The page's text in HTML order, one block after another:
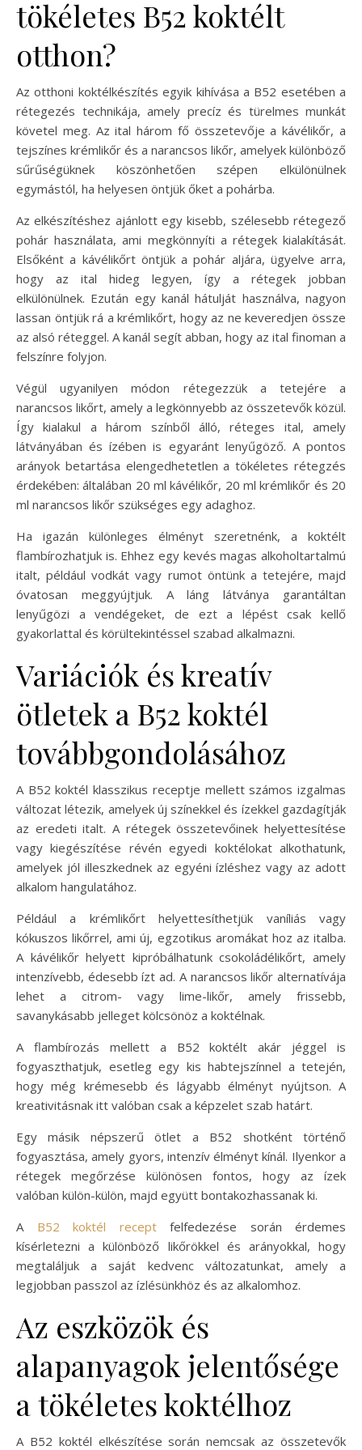
tökéletes B52 koktélt
otthon?
Az otthoni koktélkészítés egyik kihívása a B52 esetében a
rétegezés technikája, amely precíz és türelmes munkát
követel meg. Az ital három fő összetevője a kávélikőr, a
tejszínes krémlikőr és a narancsos likőr, amelyek különböző
sűrűségüknek köszönhetően szépen elkülönülnek
egymástól, ha helyesen öntjük őket a pohárba.
Az elkészítéshez ajánlott egy kisebb, szélesebb rétegező
pohár használata, ami megkönnyíti a rétegek kialakítását.
Elsőként a kávélikőrt öntjük a pohár aljára, ügyelve arra,
hogy az ital hideg legyen, így a rétegek jobban
elkülönülnek. Ezután egy kanál hátulját használva, nagyon
lassan öntjük rá a krémlikőrt, hogy az ne keveredjen össze
az alsó réteggel. A kanál segít abban, hogy az ital finoman a
felszínre folyjon.
Végül ugyanilyen módon rétegezzük a tetejére a
narancsos likőrt, amely a legkönnyebb az összetevők közül.
Így kialakul a három színből álló, réteges ital, amely
látványában és ízében is egyaránt lenyűgöző. A pontos
arányok betartása elengedhetetlen a tökéletes rétegzés
érdekében: általában 20 ml kávélikőr, 20 ml krémlikőr és 20
ml narancsos likőr szükséges egy adaghoz.
Ha igazán különleges élményt szeretnénk, a koktélt
flambírozhatjuk is. Ehhez egy kevés magas alkoholtartalmú
italt, például vodkát vagy rumot öntünk a tetejére, majd
óvatosan meggyújtjuk. A láng látványa garantáltan
lenyűgözi a vendégeket, de ezt a lépést csak kellő
gyakorlattal és körültekintéssel szabad alkalmazni.
Variációk és kreatív
ötletek a B52 koktél
továbbgondolásához
A B52 koktél klasszikus receptje mellett számos izgalmas
változat létezik, amelyek új színekkel és ízekkel gazdagítják
az eredeti italt. A rétegek összetevőinek helyettesítése
vagy kiegészítése révén egyedi koktélokat alkothatunk,
amelyek jól illeszkednek az egyéni ízléshez vagy az adott
alkalom hangulatához.
Például a krémlikőrt helyettesíthetjük vaníliás vagy
kókuszos likőrrel, ami új, egzotikus aromákat hoz az italba.
A kávélikőr helyett kipróbálhatunk csokoládélikőrt, amely
intenzívebb, édesebb ízt ad. A narancsos likőr alternatívája
lehet a citrom- vagy lime-likőr, amely frissebb,
savanykásabb jelleget kölcsönöz a koktélnak.
A flambírozás mellett a B52 koktélt akár jéggel is
fogyaszthatjuk, esetleg egy kis habtejszínnel a tetején,
hogy még krémesebb és lágyabb élményt nyújtson. A
kreativitásnak itt valóban csak a képzelet szab határt.
Egy másik népszerű ötlet a B52 shotként történő
fogyasztása, amely gyors, intenzív élményt kínál. Ilyenkor a
rétegek megőrzése különösen fontos, hogy az ízek
valóban külön-külön, majd együtt bontakozhassanak ki.
A B52 koktél receptfelfedezése során érdemes
kísérletezni a különböző likőrökkel és arányokkal, hogy
megtaláljuk a saját kedvenc változatunkat, amely a
legjobban passzol az ízlésünkhöz és az alkalomhoz.
Az eszközök és
alapanyagok jelentősége
a tökéletes koktélhoz
A B52 koktél elkészítése során nemcsak az összetevők